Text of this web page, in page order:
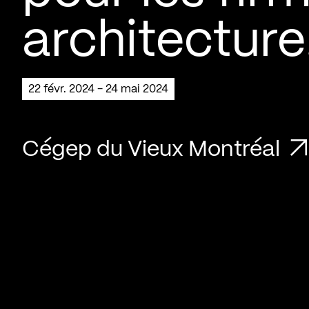
22 févr. 2024 - 24 mai 2024
Cégep du Vieux Montréal